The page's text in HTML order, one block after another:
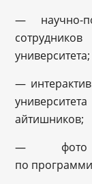
— научно-
университета;
—
айтишников;
— фото
по